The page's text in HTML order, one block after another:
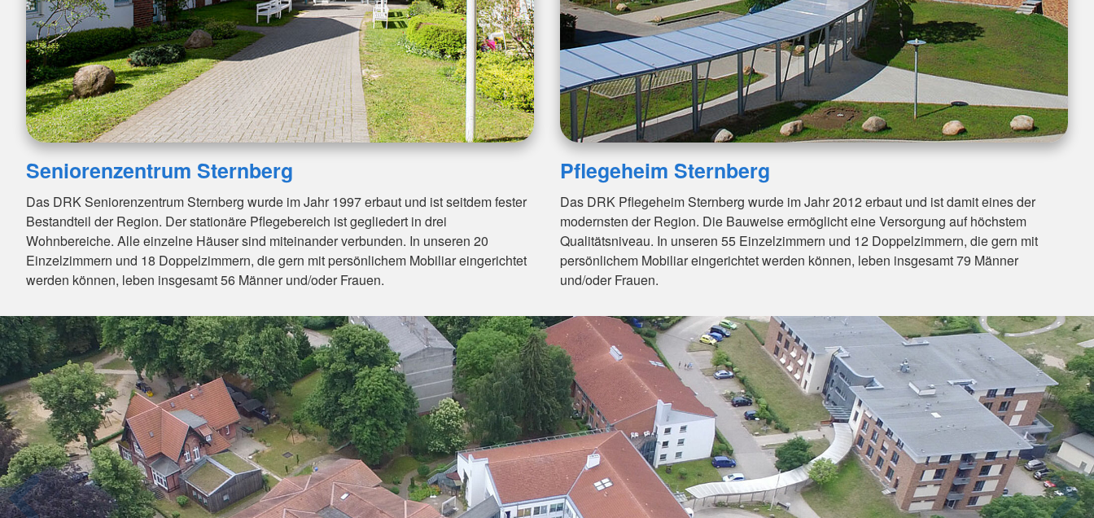
Seniorenzentrum Sternberg
Das DRK Seniorenzentrum Sternberg wurde im Jahr 1997 erbaut und ist seitdem fester
Bestandteil der Region. Der stationäre Pflegebereich ist gegliedert in drei
Wohnbereiche. Alle einzelne Häuser sind miteinander verbunden. In unseren 20
Einzelzimmern und 18 Doppelzimmern, die gern mit persönlichem Mobiliar eingerichtet
werden können, leben insgesamt 56 Männer und/oder Frauen.
Pflegeheim Sternberg
Das DRK Pflegeheim Sternberg wurde im Jahr 2012 erbaut und ist damit eines der
modernsten der Region. Die Bauweise ermöglicht eine Versorgung auf höchstem
Qualitätsniveau. In unseren 55 Einzelzimmern und 12 Doppelzimmern, die gern mit
persönlichem Mobiliar eingerichtet werden können, leben insgesamt 79 Männer
und/oder Frauen.